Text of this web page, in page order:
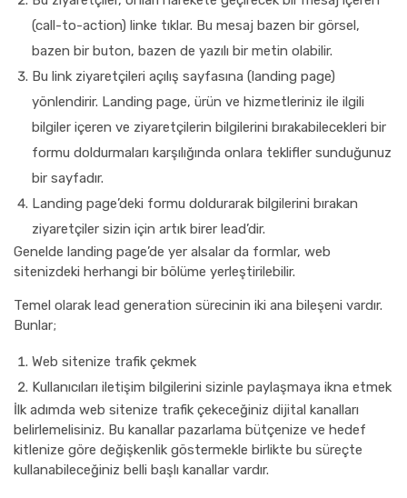
(call-to-action) linke tıklar. Bu mesaj bazen bir görsel,
bazen bir buton, bazen de yazılı bir metin olabilir.
Bu link ziyaretçileri açılış sayfasına (landing page)
yönlendirir. Landing page, ürün ve hizmetleriniz ile ilgili
bilgiler içeren ve ziyaretçilerin bilgilerini bırakabilecekleri bir
formu doldurmaları karşılığında onlara teklifler sunduğunuz
bir sayfadır.
Landing page’deki formu doldurarak bilgilerini bırakan
ziyaretçiler sizin için artık birer lead’dir.
Genelde landing page’de yer alsalar da formlar, web
sitenizdeki herhangi bir bölüme yerleştirilebilir.
Temel olarak lead generation sürecinin iki ana bileşeni vardır.
Bunlar;
Web sitenize trafik çekmek
Kullanıcıları iletişim bilgilerini sizinle paylaşmaya ikna etmek
İlk adımda web sitenize trafik çekeceğiniz dijital kanalları
belirlemelisiniz. Bu kanallar pazarlama bütçenize ve hedef
kitlenize göre değişkenlik göstermekle birlikte bu süreçte
kullanabileceğiniz belli başlı kanallar vardır.